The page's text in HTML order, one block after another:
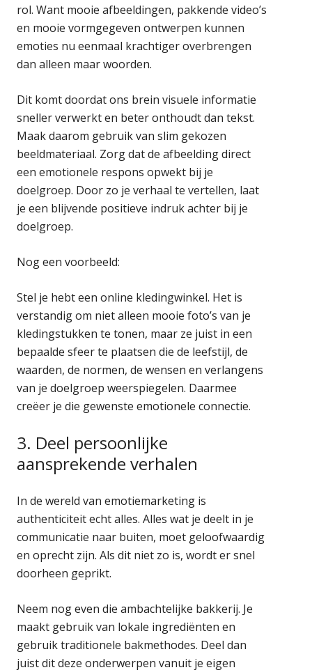
rol. Want mooie afbeeldingen, pakkende video’s
en mooie vormgegeven ontwerpen kunnen
emoties nu eenmaal krachtiger overbrengen
dan alleen maar woorden.
Dit komt doordat ons brein visuele informatie
sneller verwerkt en beter onthoudt dan tekst.
Maak daarom gebruik van slim gekozen
beeldmateriaal. Zorg dat de afbeelding direct
een emotionele respons opwekt bij je
doelgroep. Door zo je verhaal te vertellen, laat
je een blijvende positieve indruk achter bij je
doelgroep.
Nog een voorbeeld:
Stel je hebt een online kledingwinkel. Het is
verstandig om niet alleen mooie foto’s van je
kledingstukken te tonen, maar ze juist in een
bepaalde sfeer te plaatsen die de leefstijl, de
waarden, de normen, de wensen en verlangens
van je doelgroep weerspiegelen. Daarmee
creëer je die gewenste emotionele connectie.
3. Deel persoonlijke
aansprekende verhalen
In de wereld van emotiemarketing is
authenticiteit echt alles. Alles wat je deelt in je
communicatie naar buiten, moet geloofwaardig
en oprecht zijn. Als dit niet zo is, wordt er snel
doorheen geprikt.
Neem nog even die ambachtelijke bakkerij. Je
maakt gebruik van lokale ingrediënten en
gebruik traditionele bakmethodes. Deel dan
juist dit deze onderwerpen vanuit je eigen